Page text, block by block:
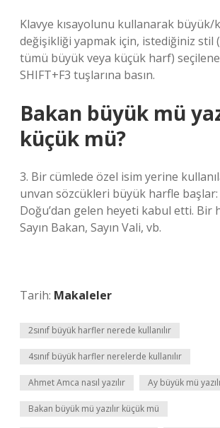
Klavye kısayolunu kullanarak
değişikliği yapmak için, istediğiniz stil
tümü büyük veya küçük harf)
SHIFT+F3 tuşlarına basın.
Bakan büyük mü
küçük mü?
3. Bir cümlede özel isim yerine
unvan sözcükleri büyük harfle
Doğu’dan gelen heyeti kabul etti. Bir
Sayın Bakan, Sayın Vali, vb.
Tarih: Makaleler
2sınıf büyük harfler nerede kullanılır
4sınıf büyük harfler nerelerde kullanılır
Ahmet Amca nasıl yazılır Ay büyük mü
Bakan büyük mü yazılır küçük mü